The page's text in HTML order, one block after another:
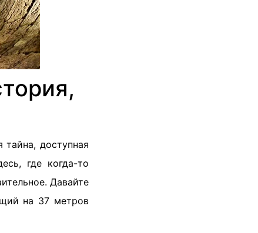
доступная
где когда-то
Давайте
на 37 метров